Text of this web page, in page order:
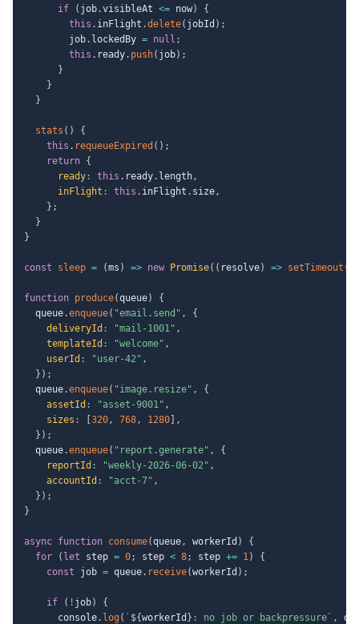
if
( job.visibleAt <= now)
{
this . inFlight .delete( jobId ) ;
        job
. lockedBy = null ;
this . ready. push( job) ;
}
}
}
stats ( )
{
this . requeueExpired ( ) ;
return {
ready : this . ready. length,
inFlight : this . inFlight . size,
} ;
}
}
const sleep = (ms ) => new Promise( ( resolve) => setTimeout (
function produce(queue)
{
  queue
.enqueue( "email.send" ,
{
deliveryId : "mail-1001" ,
templateId : "welcome" ,
userId : "user-42" ,
} ) ;
  queue
.enqueue( "image.resize" ,
{
assetId : "asset-9001" ,
sizes : 320, 768, 1280
,
} ) ;
  queue
.enqueue( "report.generate" ,
{
reportId : "weekly-2026-06-02" ,
accountId : "acct-7" ,
} ) ;
}
async function consume(queue, workerId )
{
for
( let step = 0; step < 8; step += 1)
{
const job = queue. receive(workerId ) ;
if ( ! job)
{
      console
. log ( ` ${workerId } : no job or backpressure ` ,